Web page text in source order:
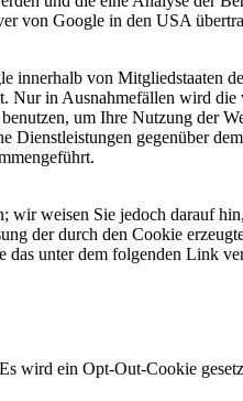
von Google in den USA
von Mitgliedstaaten
Nur in Ausnahmefällen wird
um Ihre Nutzung der
gegenüber
weisen Sie jedoch darauf
der durch den Cookie
unter dem folgenden Link
wird ein Opt-Out-Cookie